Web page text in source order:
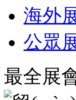
海外
公眾
最全展會